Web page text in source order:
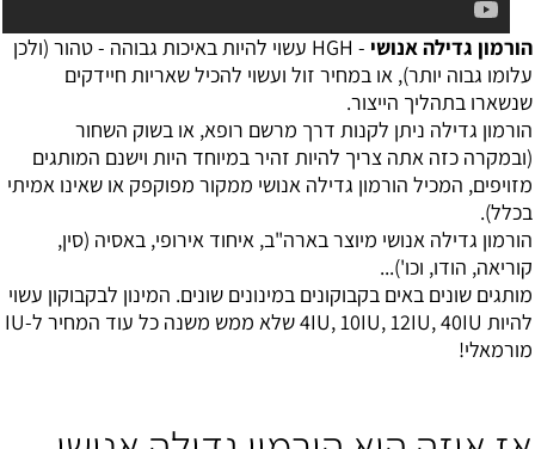
הורמון גדילה אנושי
- HGH עשוי להיות באיכות גבוהה - טהור (ולכן
עלומו גבוה יותר), או במחיר זול ועשוי להכיל שאריות חיידקים
שנשארו בתהליך הייצור.
הורמון גדילה ניתן לקנות דרך מרשם רופא, או בשוק השחור
(ובמקרה כזה אתה צריך להיות זהיר במיוחד היות וישנם המותגים
מזויפים, המכיל הורמון גדילה אנושי ממקור מפוקפק או שאינו אמיתי
בכלל).
הורמון גדילה אנושי מיוצר בארה"ב, איחוד אירופי, באסיה (סין,
קוריאה, הודו, וכו')...
מותגים שונים באים בקבוקונים במינונים שונים. המינון לבקבוקון עשוי
להיות 4IU, 10IU, 12IU, 40IU שלא ממש משנה כל עוד המחיר ל-IU
מורמאלי!